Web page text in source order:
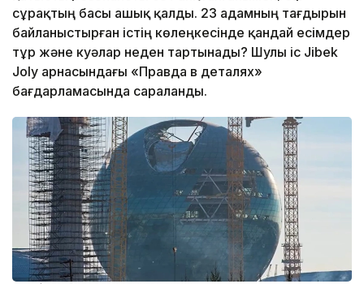
сұрақтың басы ашық қалды. 23 адамның тағдырын
байланыстырған істің көлеңкесінде қандай есімдер
тұр және куәлар неден тартынады? Шулы іс Jibek
Joly арнасындағы «Правда в деталях»
бағдарламасында сараланды.